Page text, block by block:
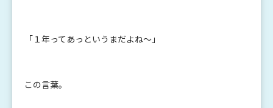
「１年ってあっというまだよね～」
この言葉。